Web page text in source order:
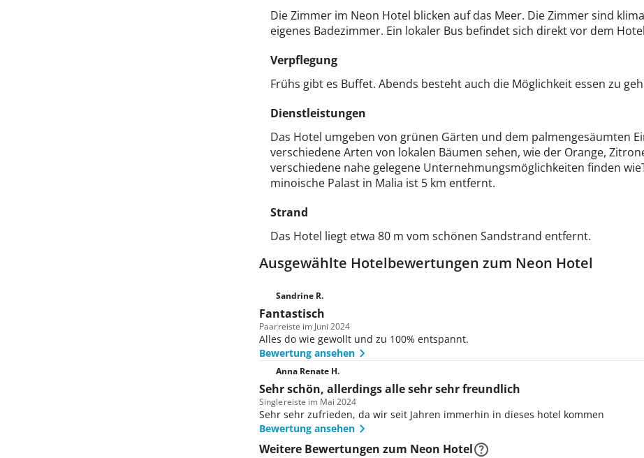
Die Zimmer im Neon Hotel blicken auf das Meer. Die Zimmer sind
eigenes Badezimmer. Ein lokaler Bus befindet sich direkt vor dem
Verpflegung
Frühs gibt es Buffet. Abends besteht auch die Möglichkeit essen zu
Dienstleistungen
Das Hotel umgeben von grünen Gärten und dem palmengesäumten
verschiedene Arten von lokalen Bäumen sehen, wie der Orange,
verschiedene nahe gelegene Unternehmungsmöglichkeiten finden
minoische Palast in Malia ist 5 km entfernt.
Strand
Das Hotel liegt etwa 80 m vom schönen Sandstrand entfernt.
Ausgewählte Hotelbewertungen zum Neon Hotel
Sandrine R.
Fantastisch
Paarreiste im Juni 2024
Alles do wie gewollt und zu 100% entspannt.
Bewertung ansehen
Anna Renate H.
Sehr schön, allerdings alle sehr sehr freundlich
Singlereiste im Mai 2024
Sehr sehr zufrieden, da wir seit Jahren immerhin in dieses hotel kommen
Bewertung ansehen
Weitere Bewertungen zum Neon Hotel